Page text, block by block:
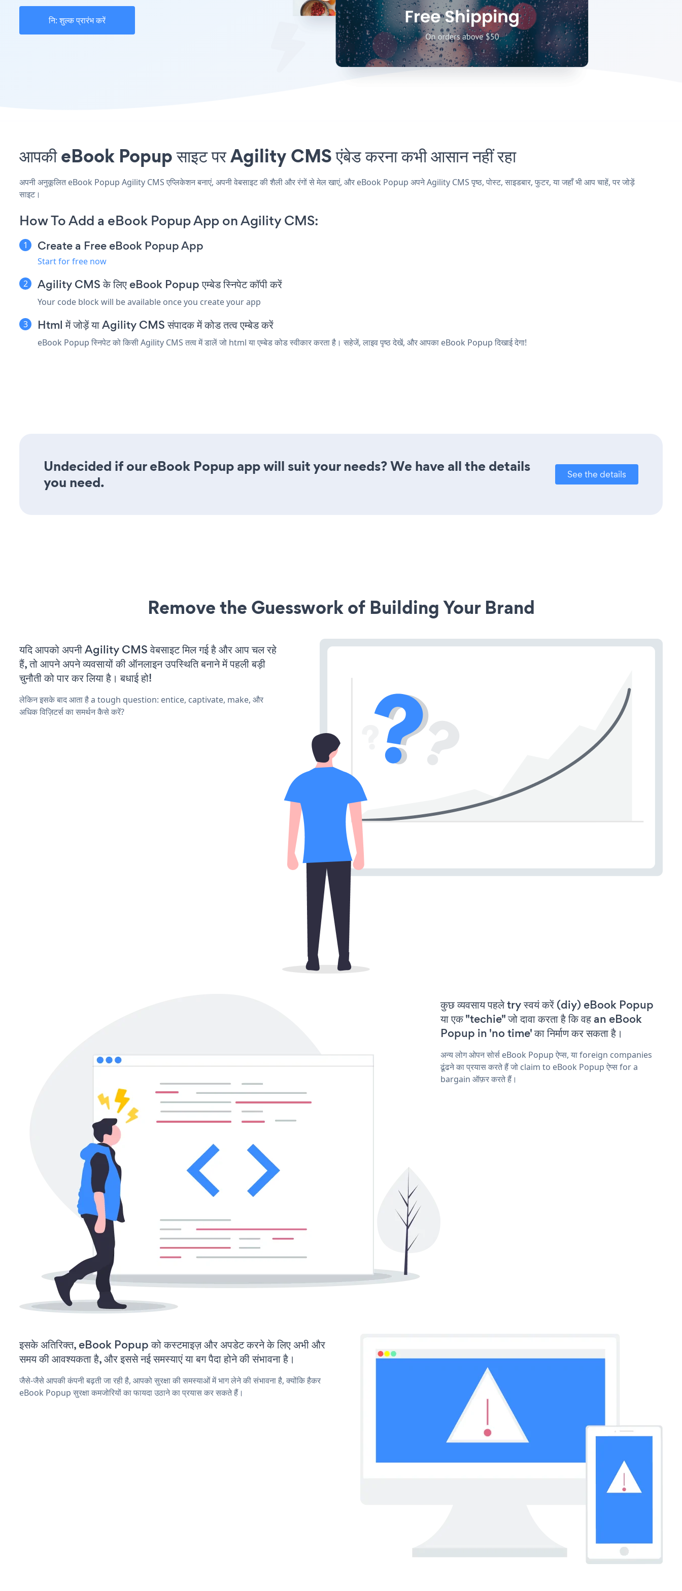
नि: शुल्क प्रारंभ करें
आपकी eBook Popup साइट पर Agility CMS एंबेड करना कभी आसान नहीं रहा
अपनी अनुकूलित eBook Popup Agility CMS एप्लिकेशन बनाएं, अपनी वेबसाइट की शैली और रंगों से मेल खाएं, और eBook Popup अपने Agility CMS पृष्ठ, पोस्ट, साइडबार, फुटर, या जहाँ भी आप चाहें, पर जोड़ें
साइट।
How To Add a eBook Popup App on Agility CMS:
Create a Free eBook Popup App
Start for free now
Agility CMS के लिए eBook Popup एम्बेड स्निपेट कॉपी करें
Your code block will be available once you create your app
Html में जोड़ें या Agility CMS संपादक में कोड तत्व एम्बेड करें
eBook Popup स्निपेट को किसी Agility CMS तत्व में डालें जो html या एम्बेड कोड स्वीकार करता है। सहेजें, लाइव पृष्ठ देखें, और आपका eBook Popup दिखाई देगा!
Undecided if our eBook Popup app will suit your needs? We have all the details
you need.
See the details
Remove the Guesswork of Building Your Brand
यदि आपको अपनी Agility CMS वेबसाइट मिल गई है और आप चल रहे
हैं, तो आपने अपने व्यवसायों की ऑनलाइन उपस्थिति बनाने में पहली बड़ी
चुनौती को पार कर लिया है। बधाई हो!
लेकिन इसके बाद आता है a tough question: entice, captivate, make, और
अधिक विज़िटर्स का समर्थन कैसे करें?
कुछ व्यवसाय पहले try स्वयं करें (diy) eBook Popup
या एक "techie" जो दावा करता है कि वह an eBook
Popup in 'no time' का निर्माण कर सकता है।
अन्य लोग ओपन सोर्स eBook Popup ऐप्स, या foreign companies
ढूंढने का प्रयास करते हैं जो claim to eBook Popup ऐप्स for a
bargain ऑफ़र करते हैं।
इसके अतिरिक्त, eBook Popup को कस्टमाइज़ और अपडेट करने के लिए अभी और
समय की आवश्यकता है, और इससे नई समस्याएं या बग पैदा होने की संभावना है।
जैसे-जैसे आपकी कंपनी बढ़ती जा रही है, आपको सुरक्षा की समस्याओं में भाग लेने की संभावना है, क्योंकि हैकर
eBook Popup सुरक्षा कमजोरियों का फायदा उठाने का प्रयास कर सकते हैं।